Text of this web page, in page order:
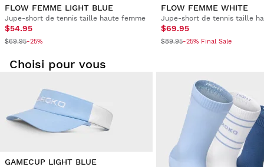
FLOW FEMME LIGHT BLUE
Jupe-short de tennis taille haute femme
$54.95
$69.95-25%
FLOW FEMME WHITE
Jupe-short de tennis taille
$69.95
$89.95-25% Final Sale
Choisi pour vous
GAMECUP LIGHT BLUE